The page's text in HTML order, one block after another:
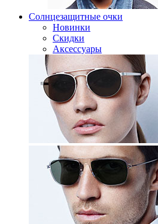
Солнцезащитные очки
Новинки
Скидки
Аксессуары